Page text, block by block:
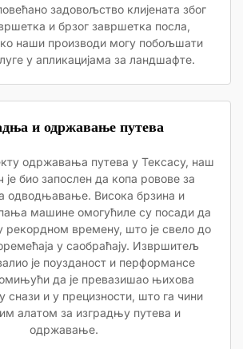
задовољство клијената због
и брзог завршетка посла,
наши производи могу побољшати
у апликацијама за ландшафте.
и одржавање путева
одржавања путева у Тексасу, наш
је био запослен да копа ровове за
одводњавање. Висока брзина и
машине омогућиле су посади да
рекордном времену, што је свело до
у саобраћају. Извршитељ
је поузданост и перформансе
да је превазишао њихова
снази и у прецизности, што га чини
алатом за изградњу путева и
одржавање.